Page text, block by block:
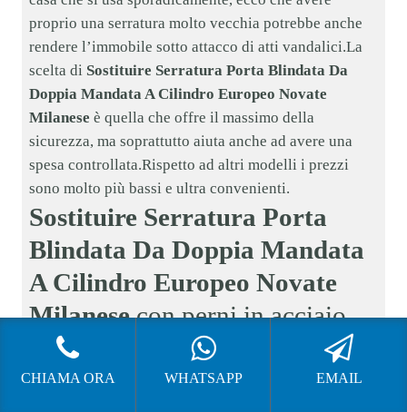
proprio una serratura molto vecchia potrebbe anche
rendere l’immobile sotto attacco di atti vandalici.La
scelta di Sostituire Serratura Porta Blindata Da
Doppia Mandata A Cilindro Europeo Novate
Milanese è quella che offre il massimo della
sicurezza, ma soprattutto aiuta anche ad avere una
spesa controllata.Rispetto ad altri modelli i prezzi
sono molto più bassi e ultra convenienti.
Sostituire Serratura Porta
Blindata Da Doppia Mandata
A Cilindro Europeo Novate
Milanesecon perni in acciaio
La sicurezza è importante, ma una porta deve avere
CHIAMA ORA WHATSAPP EMAIL